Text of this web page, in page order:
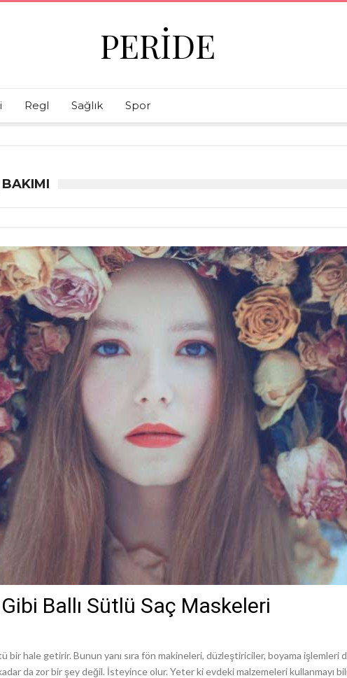
PERIDE
Regl Sağlık Spor
Ballı Sütlü Saç Maskeleri
bir hale getirir. Bunun yanı sıra fön makineleri, düzleştiriciler, boyama
kadar da zor bir şey değil. İsteyince olur. Yeter ki evdeki malzemeleri kullanmayı